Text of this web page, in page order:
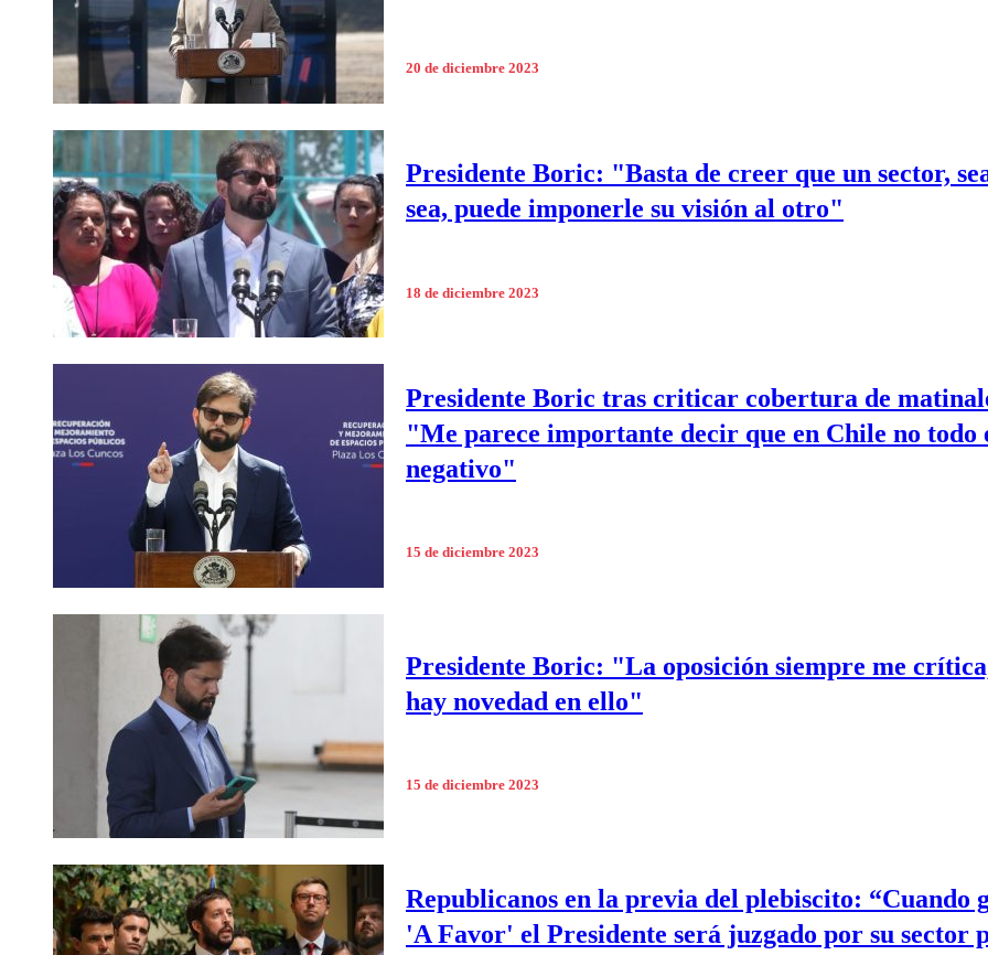
20 de diciembre 2023
Presidente Boric: "Basta de creer que un sector,
sea, puede imponerle su visión al otro"
18 de diciembre 2023
Presidente Boric tras criticar cobertura de
"Me parece importante decir que en Chile no todo
negativo"
15 de diciembre 2023
Presidente Boric: "La oposición siempre me
hay novedad en ello"
15 de diciembre 2023
Republicanos en la previa del plebiscito: “Cuando
'A Favor' el Presidente será juzgado por su sector